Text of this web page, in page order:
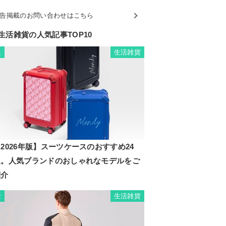
掲載のお問い合わせはこちら
活雑貨の人気記事TOP10
生活雑貨
年版】スーツケースのおすすめ24
人気ブランドのおしゃれなモデルをご
生活雑貨